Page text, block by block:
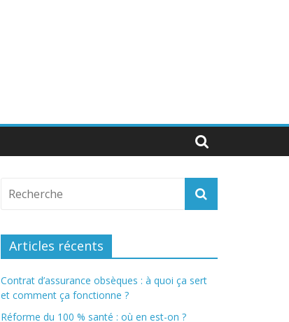
Articles récents
Contrat d’assurance obsèques : à quoi ça sert
et comment ça fonctionne ?
Réforme du 100 % santé : où en est-on ?